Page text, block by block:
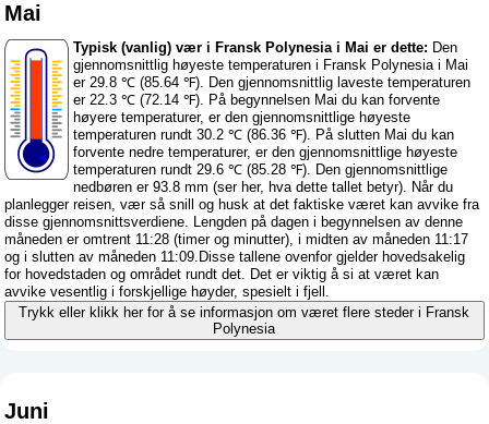
Mai
Typisk (vanlig) vær i Fransk Polynesia i Mai er dette: Den
gjennomsnittlig høyeste temperaturen i Fransk Polynesia i Mai
er 29.8 ℃ (85.64 ℉). Den gjennomsnittlig laveste temperaturen
er 22.3 ℃ (72.14 ℉). På begynnelsen Mai du kan forvente
høyere temperaturer, er den gjennomsnittlige høyeste
temperaturen rundt 30.2 ℃ (86.36 ℉). På slutten Mai du kan
forvente nedre temperaturer, er den gjennomsnittlige høyeste
temperaturen rundt 29.6 ℃ (85.28 ℉). Den gjennomsnittlige
nedbøren er 93.8 mm (ser her, hva dette tallet betyr). Når du
planlegger reisen, vær så snill og husk at det faktiske været kan avvike fra
disse gjennomsnittsverdiene. Lengden på dagen i begynnelsen av denne
måneden er omtrent 11:28 (timer og minutter), i midten av måneden 11:17
og i slutten av måneden 11:09.Disse tallene ovenfor gjelder hovedsakelig
for hovedstaden og området rundt det. Det er viktig å si at været kan
avvike vesentlig i forskjellige høyder, spesielt i fjell.
Trykk eller klikk her for å se informasjon om været flere steder i Fransk
Polynesia
Juni